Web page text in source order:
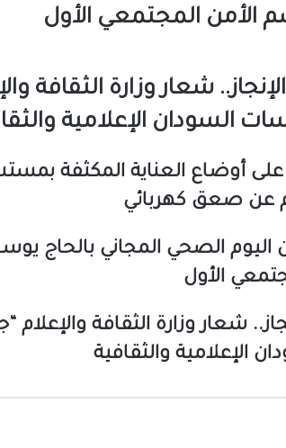
الأمن المجتمعي الأول
شعار وزارة الثقافة
السودان الإعلامية
على أوضاع العناية المكثفة
عن صعق كهربائي
اليوم الصحي المجاني بالحاج
الأول
شعار وزارة الثقافة والإعلام
الإعلامية والثقافية